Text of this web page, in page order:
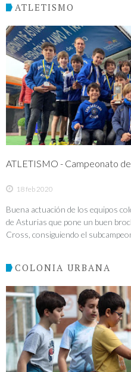
ATLETISMO
ATLETISMO - Campeonato
18 feb 2020
Buena actuación de los equipos
de Asturias que pone un buen
Cross, consiguiendo el
COLONIA URBANA